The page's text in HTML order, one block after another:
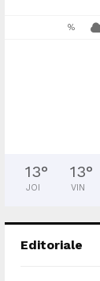
%
13°
JOI
13°
VIN
Editoriale